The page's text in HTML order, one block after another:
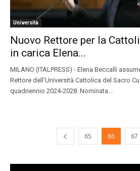
Università
Nuovo Rettore per la
in carica Elena...
MILANO (ITALPRESS) - Elena Beccalli
Rettore dell'Università Cattolica del Sacro
quadriennio 2024-2028. Nominata...
65 66 67